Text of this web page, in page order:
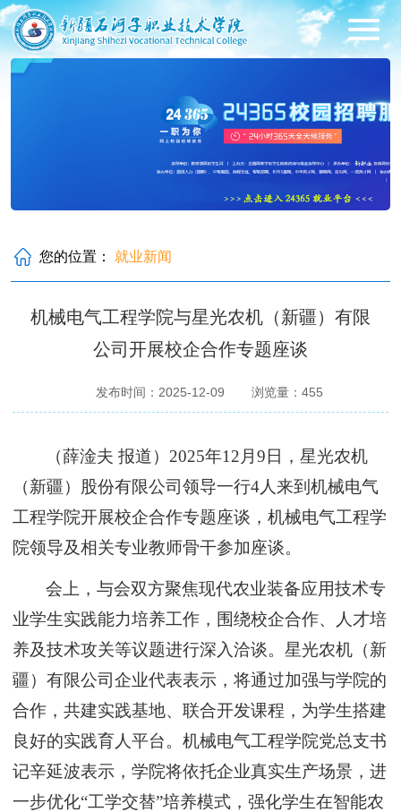
您的位置： 就业新闻
机械电气工程学院与星光农机（新疆）有限
公司开展校企合作专题座谈
发布时间：2025-12-09 浏览量： 455
（薛淦夫 报道） 2025年12月9日，星光农机
（新疆）股份有限公司领导一行4人来到机械电气
工程学院开展校企合作专题座谈 ，机械电气工程学
院领导及相关专业教师骨干参加座谈。
会上，与会双方聚焦现代农业装备应用技术专
业学生实践能力培养工作 ， 围绕校企合作、人才培
养及技术攻关等议题进行深入洽谈。星光农机（新
疆）有限公司企业代表表示 ，将通过加强与学院的
合作，共建实践基地、联合开发课程，为学生搭建
良好的实践育人平台。机械电气工程学院党总支书
记辛延波表示，学院将依托企业真实生产场景，进
一步优化“工学交替”培养模式，强化学生在智能农